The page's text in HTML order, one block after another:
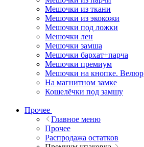
Мешочки из ткани
Мешочки из экокожи
Мешочки под ложки
Мешочки лен
Мешочки замша
Мешочки бархат+парча
Мешочки премиум
Мешочки на кнопке. Велюр
На магнитном замке
Кошелёчки под замшу
Прочее
Главное меню
Прочее
Распродажа остатков